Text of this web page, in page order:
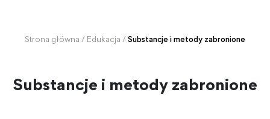
Strona główna / Edukacja / Substancje i metody zabronione
Substancje i metody zabronione